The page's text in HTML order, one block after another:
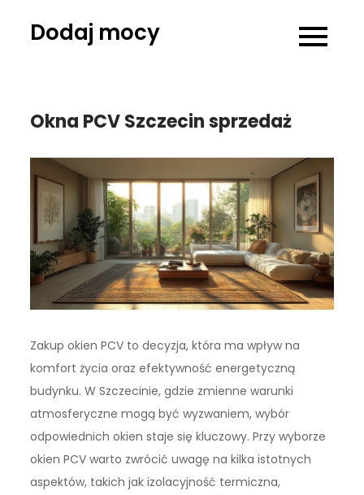
Dodaj mocy
Okna PCV Szczecin sprzedaż
Zakup okien PCV to decyzja, która ma wpływ na
komfort życia oraz efektywność energetyczną
budynku. W Szczecinie, gdzie zmienne warunki
atmosferyczne mogą być wyzwaniem, wybór
odpowiednich okien staje się kluczowy. Przy wyborze
okien PCV warto zwrócić uwagę na kilka istotnych
aspektów, takich jak izolacyjność termiczna,